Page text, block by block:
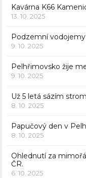
Kavárna K66
13. 10. 2025
Podzemní
9. 10. 2025
Pelhřimovsko žije
9. 10. 2025
Už 5 letá sázím
8. 10. 2025
Papučový den v
8. 10. 2025
Ohlednutí za
ČR.
6. 10. 2025